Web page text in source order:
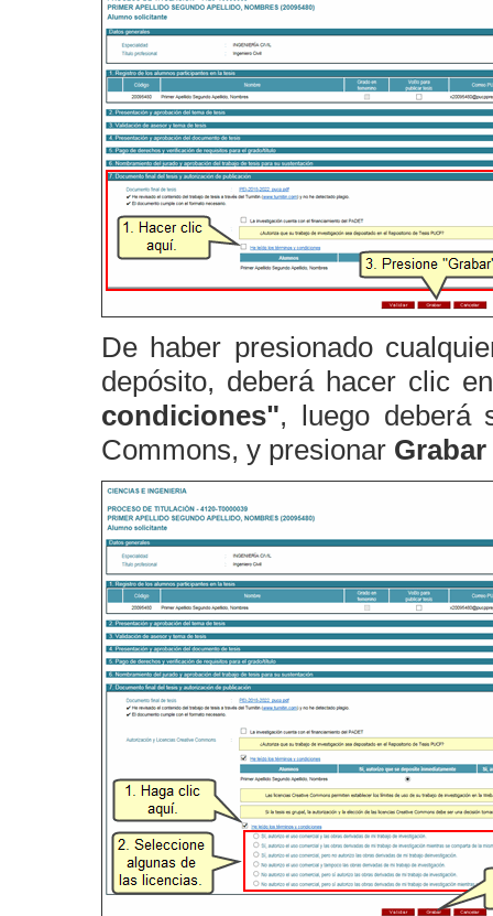
De haber presionado
depósito, deberá hacer clic
condiciones", luego deberá
Commons, y presionar Grabar